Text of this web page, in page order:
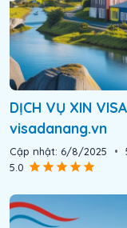
DỊCH VỤ XIN
visadanang.vn
Cập nhật: 6/8/2025 •
5.0